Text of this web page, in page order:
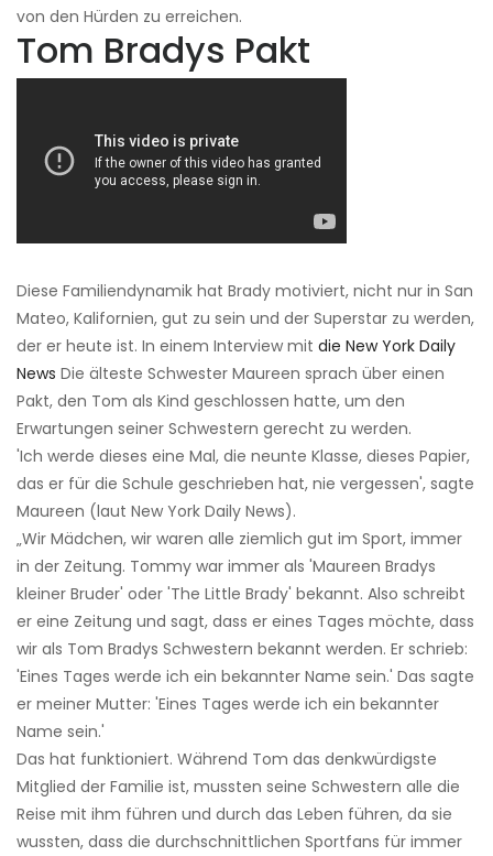
von den Hürden zu erreichen.
Tom Bradys Pakt
Diese Familiendynamik hat Brady motiviert, nicht nur in San
Mateo, Kalifornien, gut zu sein und der Superstar zu werden,
der er heute ist. In einem Interview mit die New York Daily
News Die älteste Schwester Maureen sprach über einen
Pakt, den Tom als Kind geschlossen hatte, um den
Erwartungen seiner Schwestern gerecht zu werden.
'Ich werde dieses eine Mal, die neunte Klasse, dieses Papier,
das er für die Schule geschrieben hat, nie vergessen', sagte
Maureen (laut New York Daily News).
„Wir Mädchen, wir waren alle ziemlich gut im Sport, immer
in der Zeitung. Tommy war immer als 'Maureen Bradys
kleiner Bruder' oder 'The Little Brady' bekannt. Also schreibt
er eine Zeitung und sagt, dass er eines Tages möchte, dass
wir als Tom Bradys Schwestern bekannt werden. Er schrieb:
'Eines Tages werde ich ein bekannter Name sein.' Das sagte
er meiner Mutter: 'Eines Tages werde ich ein bekannter
Name sein.'
Das hat funktioniert. Während Tom das denkwürdigste
Mitglied der Familie ist, mussten seine Schwestern alle die
Reise mit ihm führen und durch das Leben führen, da sie
wussten, dass die durchschnittlichen Sportfans für immer